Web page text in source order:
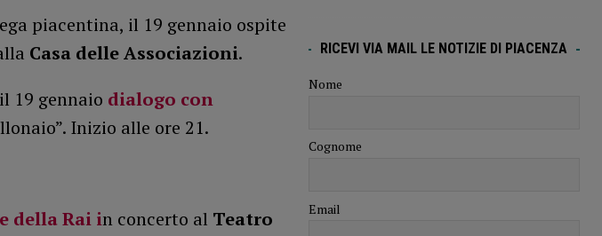
piacentina, il 19 gennaio ospite
Casa delle Associazioni.
19 gennaio dialogo con
Inizio alle ore 21.
della Rai in concerto al Teatro
RICEVI VIA MAIL LE NOTIZIE DI PIACENZA
Nome
Cognome
Email